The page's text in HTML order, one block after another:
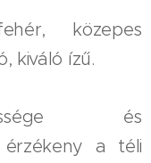
közepes
kiváló ízű.
és
érzékeny a téli